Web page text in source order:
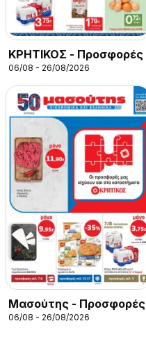
ΚΡΗΤΙΚΟΣ - Προσφορές
06/08 - 26/08/2026
Μασούτης - Προσφορές
06/08 - 26/08/2026